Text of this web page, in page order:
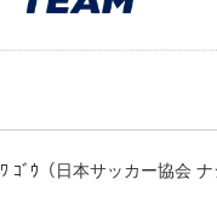
ﾞｳ（日本サッカー協会 ナ